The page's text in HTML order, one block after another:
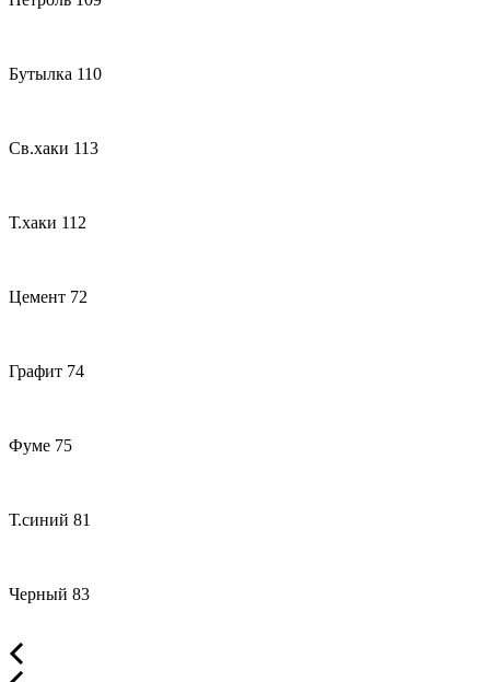
Бутылка 110
Св.хаки 113
Т.хаки 112
Цемент 72
Графит 74
Фуме 75
Т.синий 81
Черный 83